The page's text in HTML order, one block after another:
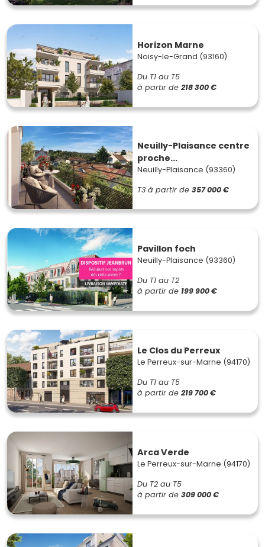
Horizon Marne
Noisy-le-Grand (93160)
Du T1 au T5
à partir de 218 300 €
Neuilly-Plaisance centre
proche...
Neuilly-Plaisance (93360)
T3 à partir de 357 000 €
Pavillon foch
Neuilly-Plaisance (93360)
Du T1 au T2
à partir de 199 900 €
Le Clos du Perreux
Le Perreux-sur-Marne (94170)
Du T1 au T5
à partir de 219 700 €
Arca Verde
Le Perreux-sur-Marne (94170)
Du T2 au T5
à partir de 309 000 €